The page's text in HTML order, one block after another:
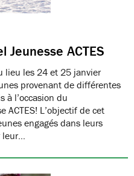
ACTES
lieu les 24 et 25 janvier
provenant de différentes
à l’occasion du
ACTES! L’objectif de cet
engagés dans leurs